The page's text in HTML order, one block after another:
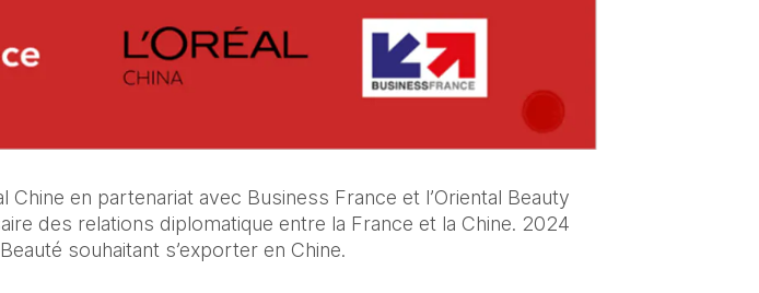
en partenariat avec Business France et l’Oriental Beauty
des relations diplomatique entre la France et la Chine. 2024
souhaitant s’exporter en Chine.